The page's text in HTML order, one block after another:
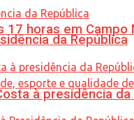
17 horas em Campo
da República
à presidência da